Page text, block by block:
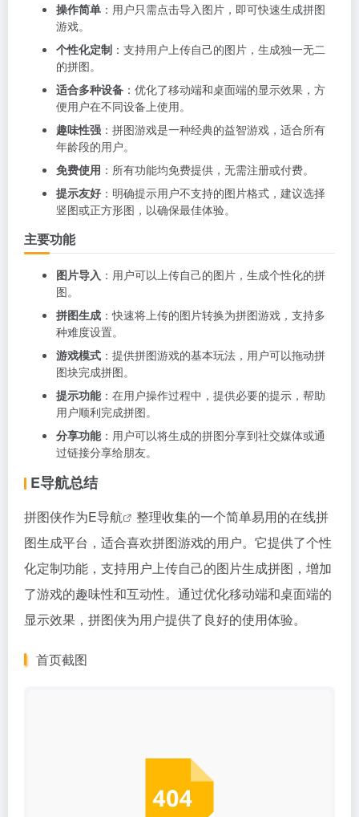
操作简单 ：用户只需点击导入图片，即可快速生成拼图
游戏。
个性化定制 ：支持用户上传自己的图片，生成独一无二
的拼图。
适合多种设备 ：优化了移动端和桌面端的显示效果，方
便用户在不同设备上使用。
趣味性强 ：拼图游戏是一种经典的益智游戏，适合所有
年龄段的用户。
免费使用 ：所有功能均免费提供，无需注册或付费。
提示友好 ：明确提示用户不支持的图片格式，建议选择
竖图或正方形图，以确保最佳体验。
主要功能
图片导入 ：用户可以上传自己的图片，生成个性化的拼
图。
拼图生成 ：快速将上传的图片转换为拼图游戏，支持多
种难度设置。
游戏模式 ：提供拼图游戏的基本玩法，用户可以拖动拼
图块完成拼图。
提示功能：在用户操作过程中，提供必要的提示，帮助
用户顺利完成拼图。
分享功能：用户可以将生成的拼图分享到社交媒体或通
过链接分享给朋友。
E导航总结
拼图侠作为E导航
整理收集的一个简单易用的在线拼
图生成平台，适合喜欢拼图游戏的用户。它提供了个性
化定制功能，支持用户上传自己的图片生成拼图，增加
了游戏的趣味性和互动性。通过优化移动端和桌面端的
显示效果，拼图侠为用户提供了良好的使用体验。
首页截图